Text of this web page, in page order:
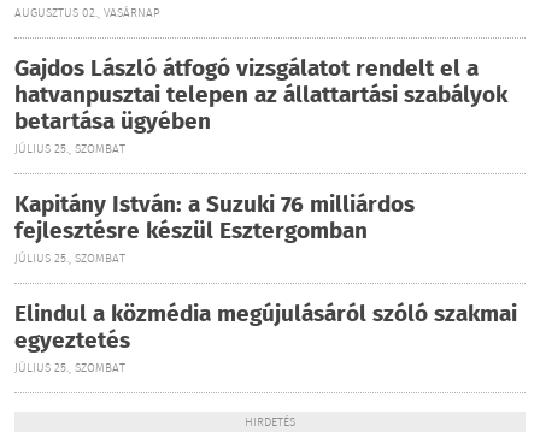
AUGUSZTUS 02., VASÁRNAP
Gajdos László átfogó vizsgálatot rendelt el a
hatvanpusztai telepen az állattartási szabályok
betartása ügyében
JÚLIUS 25., SZOMBAT
Kapitány István: a Suzuki 76 milliárdos
fejlesztésre készül Esztergomban
JÚLIUS 25., SZOMBAT
Elindul a közmédia megújulásáról szóló szakmai
egyeztetés
JÚLIUS 25., SZOMBAT
HIRDETÉS